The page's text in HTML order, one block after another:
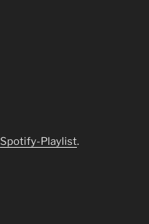
Spotify-Playlist.